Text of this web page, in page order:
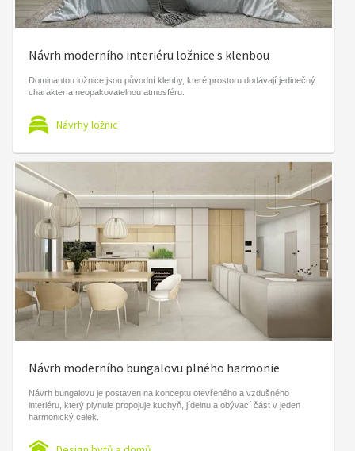
Návrh moderního interiéru ložnice s klenbou
Dominantou ložnice jsou původní klenby, které prostoru dodávají jedinečný
charakter a neopakovatelnou atmosféru.
Návrhy ložnic
Návrh moderního bungalovu plného harmonie
Návrh bungalovu je postaven na konceptu otevřeného a vzdušného
interiéru, který plynule propojuje kuchyň, jídelnu a obývací část v jeden
harmonický celek.